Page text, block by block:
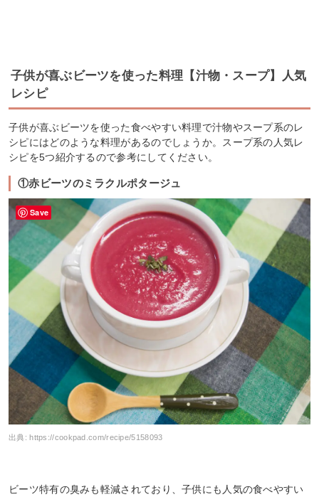
子供が喜ぶビーツを使った料理【汁物・スープ】人気
レシピ
子供が喜ぶビーツを使った食べやすい料理で汁物やスープ系のレ
シピにはどのような料理があるのでしょうか。スープ系の人気レ
シピを5つ紹介するので参考にしてください。
①赤ビーツのミラクルポタージュ
出典:https://cookpad.com/recipe/5158093
ビーツ特有の臭みも軽減されており、子供にも人気の食べやすい
Save